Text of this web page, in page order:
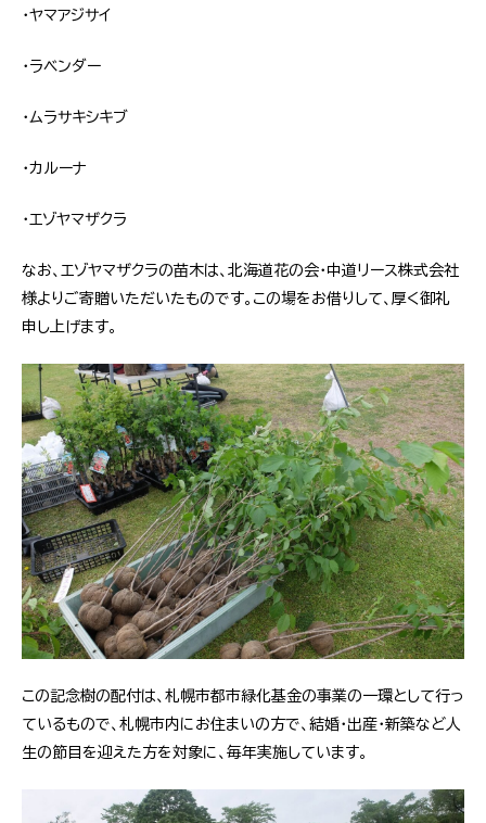
・ヤマアジサイ
・ラベンダー
・ムラサキシキブ
・カルーナ
・エゾヤマザクラ
なお、エゾヤマザクラの苗木は、北海道花の会・中道リース株式会社
様よりご寄贈いただいたものです。この場をお借りして、厚く御礼
申し上げます。
この記念樹の配付は、札幌市都市緑化基金の事業の一環として行っ
ているもので、札幌市内にお住まいの方で、結婚・出産・新築など人
生の節目を迎えた方を対象に、毎年実施しています。